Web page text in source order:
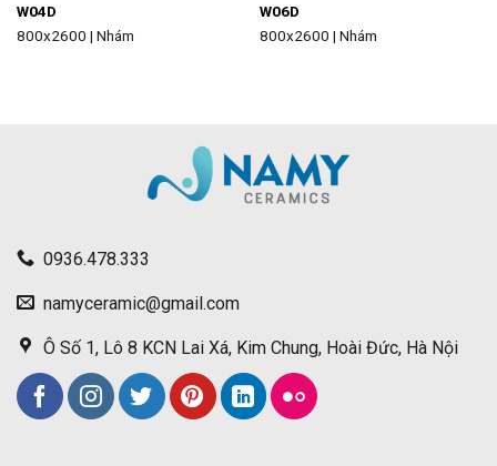
W04D
800x2600 | Nhám
W06D
800x2600 | Nhám
0936.478.333
namyceramic@gmail.com
Ô Số 1, Lô 8 KCN Lai Xá, Kim Chung, Hoài Đức, Hà Nội